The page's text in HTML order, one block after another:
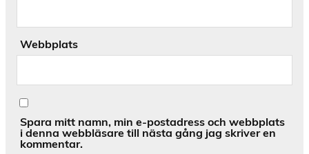
Webbplats
Spara mitt namn, min e-postadress och webbplats
i denna webbläsare till nästa gång jag skriver en
kommentar.